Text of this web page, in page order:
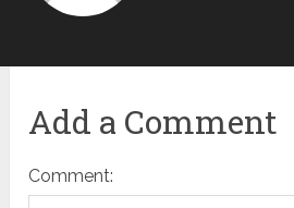
Add a Comment
Comment: